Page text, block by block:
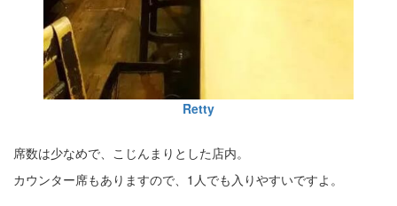
Retty
席数は少なめで、こじんまりとした店内。
カウンター席もありますので、1人でも入りやすいですよ。